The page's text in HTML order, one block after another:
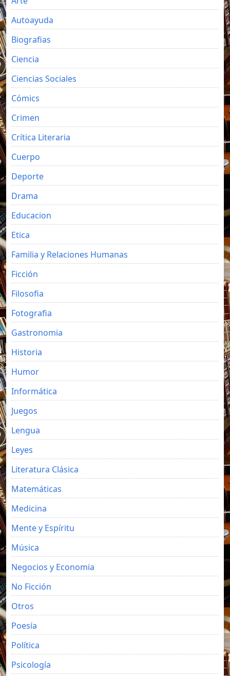
Autoayuda
Biografias
Ciencia
Ciencias Sociales
Cómics
Crimen
Crítica Literaria
Cuerpo
Deporte
Drama
Educacion
Etica
Familia y Relaciones Humanas
Ficción
Filosofia
Fotografia
Gastronomia
Historia
Humor
Informática
Juegos
Lengua
Leyes
Literatura Clásica
Matemáticas
Medicina
Mente y Espíritu
Música
Negocios y Economia
No Ficción
Otros
Poesía
Política
Psicología